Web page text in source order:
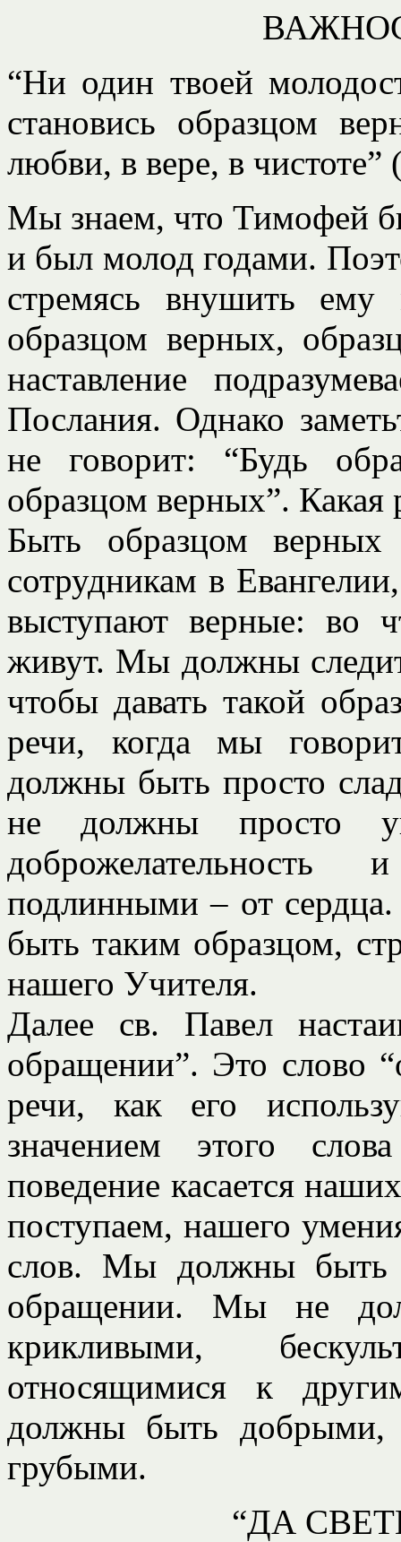
“Ни один твоей
становись образцом
любви, в вере, в
Мы знаем, что Тимофей
и был молод годами.
стремясь внушить
образцом верных,
наставление
Послания. Однако
не говорит: “Будь
образцом верных”. Какая
Быть образцом верных
сотрудникам в
выступают верные: во
живут. Мы должны
чтобы давать такой
речи, когда мы
должны быть просто
не должны просто
подлинными – от
быть таким образцом,
нашего Учителя.
Далее св. Павел
обращении”. Это слово
речи, как его
значением этого
поведение касается
поступаем, нашего
слов. Мы должны быть
обращении. Мы не
крикливыми,
относящимися к
должны быть
грубыми.
“ДА